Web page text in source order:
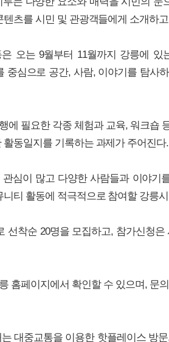
츠를 시민 및 관광객들에게 소개하
오는 9월부터 11월까지 강릉에 있
중심으로 공간, 사람, 이야기를 탐사
에 필요한 각종 체험과 교육, 워크숍
동일지를 기록하는 과제가 주어진다.
심이 많고 다양한 사람들과 이야기
티 활동에 적극적으로 참여할 강릉
선착순 20명을 모집하고, 참가신청
홈페이지에서 확인할 수 있으며, 문
대중교통을 이용한 핫플레이스 방